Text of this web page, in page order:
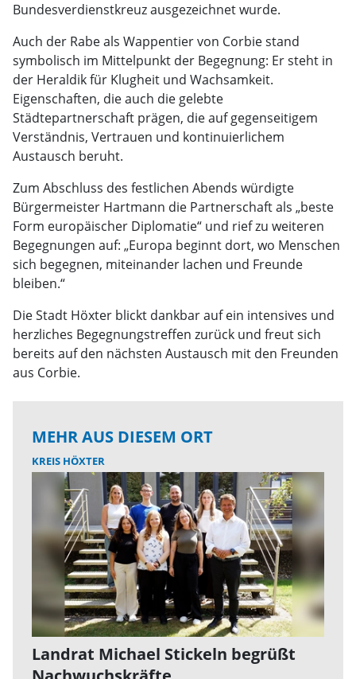
Bundesverdienstkreuz ausgezeichnet wurde.
Auch der Rabe als Wappentier von Corbie stand
symbolisch im Mittelpunkt der Begegnung: Er steht in
der Heraldik für Klugheit und Wachsamkeit.
Eigenschaften, die auch die gelebte
Städtepartnerschaft prägen, die auf gegenseitigem
Verständnis, Vertrauen und kontinuierlichem
Austausch beruht.
Zum Abschluss des festlichen Abends würdigte
Bürgermeister Hartmann die Partnerschaft als „beste
Form europäischer Diplomatie“ und rief zu weiteren
Begegnungen auf: „Europa beginnt dort, wo Menschen
sich begegnen, miteinander lachen und Freunde
bleiben.“
Die Stadt Höxter blickt dankbar auf ein intensives und
herzliches Begegnungstreffen zurück und freut sich
bereits auf den nächsten Austausch mit den Freunden
aus Corbie.
MEHR AUS DIESEM ORT
KREIS HÖXTER
Landrat Michael Stickeln begrüßt